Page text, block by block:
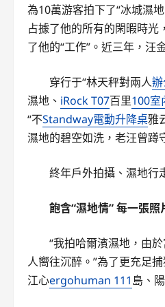
為10萬游客拍下了“冰城濕
占據了他的所有的閑暇時
了他的“工作”。近三年，汪
穿行于“林天秤對兩人
濕地、 iRock T07百里100室
“不Standway電動升降桌雅
濕地的碧空如洗，老汪曾蹲
終年戶外拍攝、濕地行
飽含“濕地情” 每一張照
“我拍哈爾濱濕地，由
人嚮往沉醉。”為了更充足
江心ergohuman 111島、